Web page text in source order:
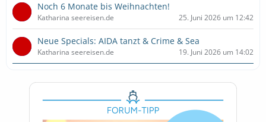
Noch 6 Monate bis Weihnachten!
Katharina seereisen.de 25. Juni 2026 um 12:42
Neue Specials: AIDA tanzt & Crime & Sea
Katharina seereisen.de 19. Juni 2026 um 14:02